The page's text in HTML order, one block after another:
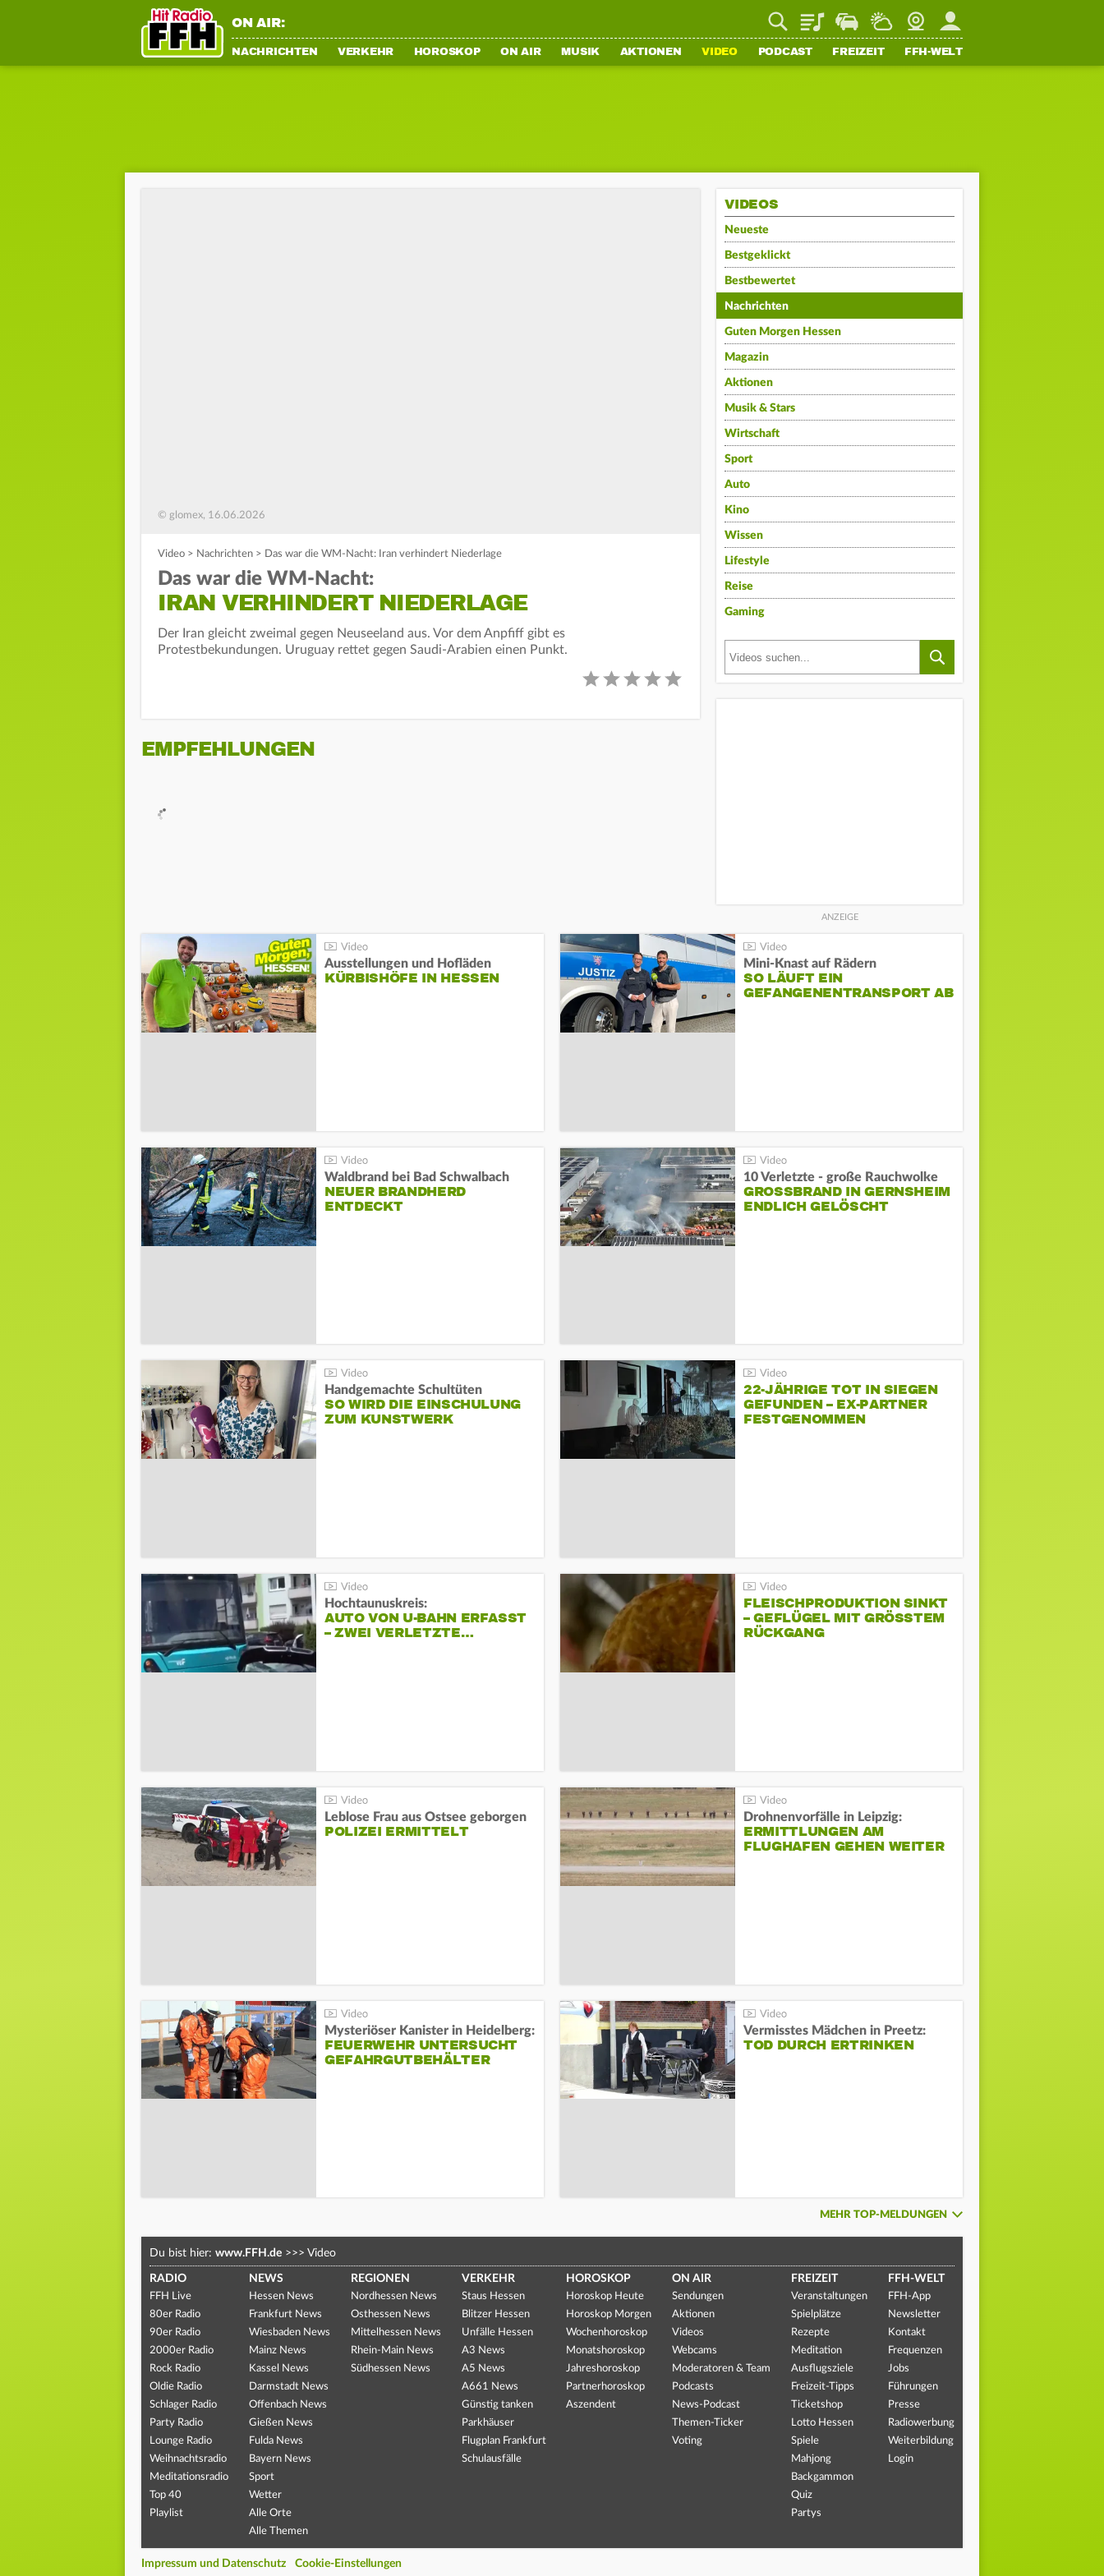
ON AIR: PlaylistStaupilotWetterWebcamMein FFH
NACHRICHTEN VERKEHR HOROSKOP ON AIR MUSIK AKTIONEN VIDEO PODCAST FREIZEIT FFH-WELT
© glomex, 16.06.2026
Video > Nachrichten > Das war die WM-Nacht: Iran verhindert Niederlage
Das war die WM-Nacht:
IRAN VERHINDERT NIEDERLAGE
Der Iran gleicht zweimal gegen Neuseeland aus. Vor dem Anpfiff gibt es
Protestbekundungen. Uruguay rettet gegen Saudi-Arabien einen Punkt.
EMPFEHLUNGEN
VIDEOS
Neueste
Bestgeklickt
Bestbewertet
Nachrichten
Guten Morgen Hessen
Magazin
Aktionen
Musik & Stars
Wirtschaft
Sport
Auto
Kino
Wissen
Lifestyle
Reise
Gaming
Ausstellungen und Hofläden
KÜRBISHÖFE IN HESSEN
Mini-Knast auf Rädern
SO LÄUFT EIN
GEFANGENENTRANSPORT AB
Waldbrand bei Bad Schwalbach
NEUER BRANDHERD
ENTDECKT
10 Verletzte - große Rauchwolke
GROSSBRAND IN GERNSHEIM E
NDLICH GELÖSCHT
Handgemachte Schultüten
SO WIRD DIE EINSCHULUNG
ZUM KUNSTWERK
22-JÄHRIGE TOT IN SIEGEN
GEFUNDEN – EX-PARTNER
FESTGENOMMEN
Hochtaunuskreis:
AUTO VON U-BAHN ERFASST
– ZWEI VERLETZTE…
FLEISCHPRODUKTION SINKT
– GEFLÜGEL MIT GRÖSSTEM R
ÜCKGANG
Leblose Frau aus Ostsee geborgen
POLIZEI ERMITTELT
Drohnenvorfälle in Leipzig:
ERMITTLUNGEN AM
FLUGHAFEN GEHEN WEITER
Mysteriöser Kanister in Heidelberg:
FEUERWEHR UNTERSUCHT
GEFAHRGUTBEHÄLTER
Vermisstes Mädchen in Preetz:
TOD DURCH ERTRINKEN
MEHR TOP-MELDUNGEN
Du bist hier: www.FFH.de >>> Video
RADIO
FFH Live
80er Radio
90er Radio
2000er Radio
Rock Radio
Oldie Radio
Schlager Radio
Party Radio
Lounge Radio
Weihnachtsradio
Meditationsradio
Top 40
Playlist
NEWS
Hessen News
Frankfurt News
Wiesbaden News
Mainz News
Kassel News
Darmstadt News
Offenbach News
Gießen News
Fulda News
Bayern News
Sport
Wetter
Alle Orte
Alle Themen
REGIONEN
Nordhessen News
Osthessen News
Mittelhessen News
Rhein-Main News
Südhessen News
VERKEHR
Staus Hessen
Blitzer Hessen
Unfälle Hessen
A3 News
A5 News
A661 News
Günstig tanken
Parkhäuser
Flugplan Frankfurt
Schulausfälle
HOROSKOP
Horoskop Heute
Horoskop Morgen
Wochenhoroskop
Monatshoroskop
Jahreshoroskop
Partnerhoroskop
Aszendent
ON AIR
Sendungen
Aktionen
Videos
Webcams
Moderatoren & Team
Podcasts
News-Podcast
Themen-Ticker
Voting
FREIZEIT
Veranstaltungen
Spielplätze
Rezepte
Meditation
Ausflugsziele
Freizeit-Tipps
Ticketshop
Lotto Hessen
Spiele
Mahjong
Backgammon
Quiz
Partys
FFH-WELT
FFH-App
Newsletter
Kontakt
Frequenzen
Jobs
Führungen
Presse
Radiowerbung
Weiterbildung
Login
Impressum und Datenschutz Cookie-Einstellungen